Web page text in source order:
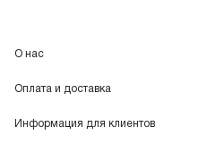
О нас
Оплата и доставка
Информация для клиентов